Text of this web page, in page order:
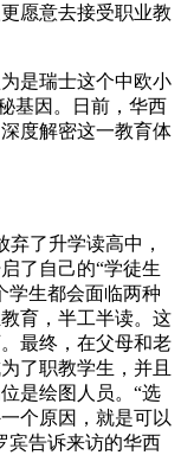
愿意去接受职业教
是瑞士这个中欧小
基因。日前，华西
度解密这一教育体
了升学读高中，
了自己的“学徒生
学生都会面临两种
育，半工半读。这
最终，在父母和老
了职教学生，并且
是绘图人员。“选
个原因，就是可以
宾告诉来访的华西